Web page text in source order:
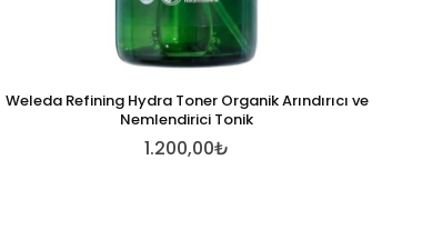
Weleda Refining Hydra Toner Organik Arındırıcı ve
Nemlendirici Tonik
1.200,00₺